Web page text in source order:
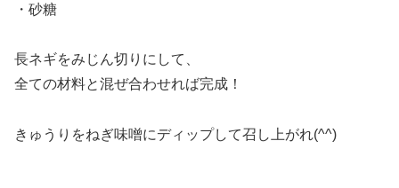
・砂糖
長ネギをみじん切りにして、
全ての材料と混ぜ合わせれば完成！
きゅうりをねぎ味噌にディップして召し上がれ(^^)